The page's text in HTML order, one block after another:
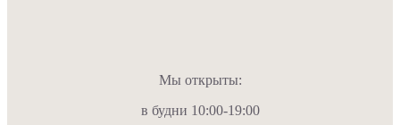
Мы открыты:
в будни 10:00-19:00